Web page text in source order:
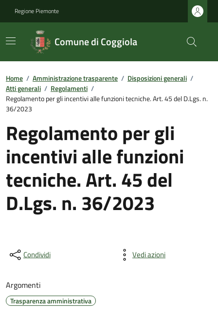
Regione Piemonte
Comune di Coggiola
Home / Amministrazione trasparente / Disposizioni generali /
Atti generali / Regolamenti /
Regolamento per gli incentivi alle funzioni tecniche. Art. 45 del D.Lgs. n.
36/2023
Regolamento per gli
incentivi alle funzioni
tecniche. Art. 45 del
D.Lgs. n. 36/2023
Condividi Vedi azioni
Argomenti
Trasparenza amministrativa